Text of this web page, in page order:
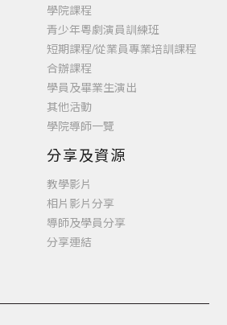
學院課程
青少年粵劇演員訓練班
短期課程/從業員專業培訓課程
合辦課程
學員及畢業生演出
其他活動
學院導師一覽
分享及資源
教學影片
相片影片分享
導師及學員分享
分享連結